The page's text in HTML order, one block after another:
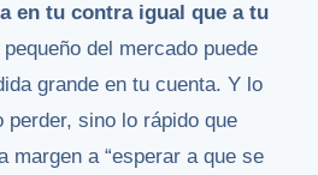
en tu contra igual que a tu
del mercado puede
grande en tu cuenta. Y lo
sino lo rápido que
margen a “esperar a que se